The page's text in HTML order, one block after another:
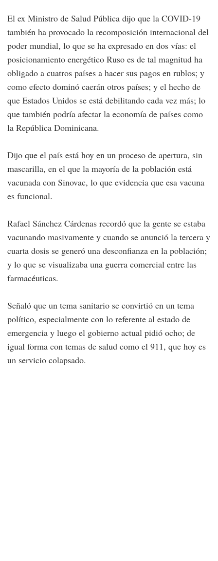
El ex Ministro de Salud Pública dijo que la COVID-19
también ha provocado la recomposición internacional del
poder mundial, lo que se ha expresado en dos vías: el
posicionamiento energético Ruso es de tal magnitud ha
obligado a cuatros países a hacer sus pagos en rublos; y
como efecto dominó caerán otros países; y el hecho de
que Estados Unidos se está debilitando cada vez más; lo
que también podría afectar la economía de países como
la República Dominicana.
Dijo que el país está hoy en un proceso de apertura, sin
mascarilla, en el que la mayoría de la población está
vacunada con Sinovac, lo que evidencia que esa vacuna
es funcional.
Rafael Sánchez Cárdenas recordó que la gente se estaba
vacunando masivamente y cuando se anunció la tercera y
cuarta dosis se generó una desconfianza en la población;
y lo que se visualizaba una guerra comercial entre las
farmacéuticas.
Señaló que un tema sanitario se convirtió en un tema
político, especialmente con lo referente al estado de
emergencia y luego el gobierno actual pidió ocho; de
igual forma con temas de salud como el 911, que hoy es
un servicio colapsado.